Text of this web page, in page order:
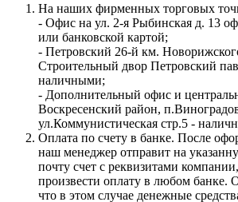
На наших фирменных торговых
- Офис на ул. 2-я Рыбинская д. 13
или банковской картой;
- Петровский 26-й км.
Строительный двор Петровский
наличными;
- Дополнительный офис и
Воскресенский район,
ул.Коммунистическая стр.5 -
Оплата по счету в банке. После
наш менеджер отправит на
почту счет с реквизитами
произвести оплату в любом банке.
что в этом случае денежные